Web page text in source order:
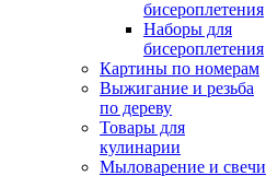
бисероплетения
Наборы для
бисероплетения
Картины по номерам
Выжигание и резьба
по дереву
Товары для
кулинарии
Мыловарение и свечи